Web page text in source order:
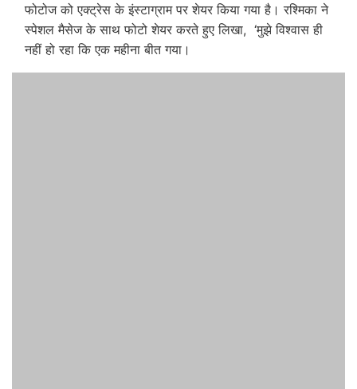
फोटोज को एक्ट्रेस के इंस्टाग्राम पर शेयर किया गया है। रश्मिका ने
स्पेशल मैसेज के साथ फोटो शेयर करते हुए लिखा, ‘मुझे विश्वास ही
नहीं हो रहा कि एक महीना बीत गया।